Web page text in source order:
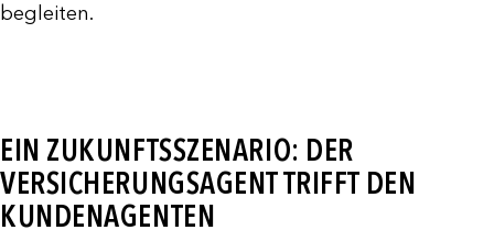
begleiten.
EIN ZUKUNFTSSZENARIO: DER
VERSICHERUNGSAGENT TRIFFT DEN
KUNDENAGENTEN